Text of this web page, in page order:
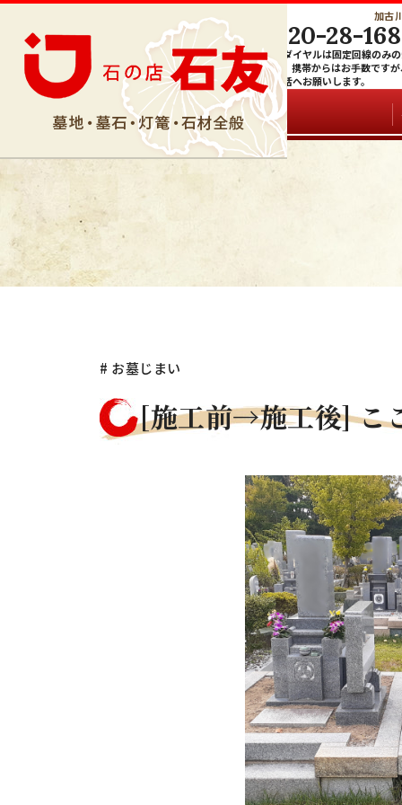
加古
079-428-1111
0120-28-
フリーダイヤルは固定回線のみ
付です。携帯からはお手数です
代表電話へお願いします。
# お墓じまい
[施工前→施工後] こ